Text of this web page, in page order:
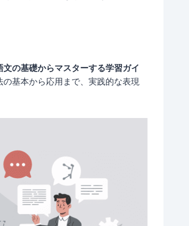
文の基礎からマスターする学習ガイ
基本から応用まで、実践的な表現